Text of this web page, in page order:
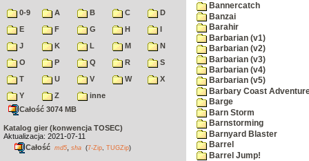
0-9 A B C
D
E
F G H
I
J
K L M
N
O
P Q R
S
T
U V W
X
Y
Z
inne
Całość 3074 MB
Katalog gier (konwencja TOSEC)
Aktualizacja: 2021-07-11
Całość md5 sha (7-Zip TUGZip)
Bannercatch
Banzai
Barahir
Barbarian (v1)
Barbarian (v2)
Barbarian (v3)
Barbarian (v4)
Barbarian (v5)
Barbary Coast
Barge
Barn Storm
Barnstorming
Barnyard Blaster
Barrel
Barrel Jump!